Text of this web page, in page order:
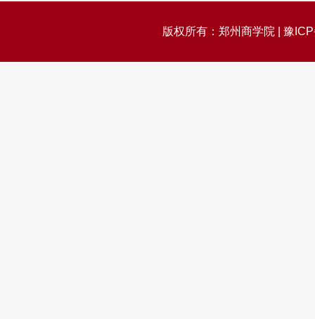
版权所有：郑州商学院 | 豫